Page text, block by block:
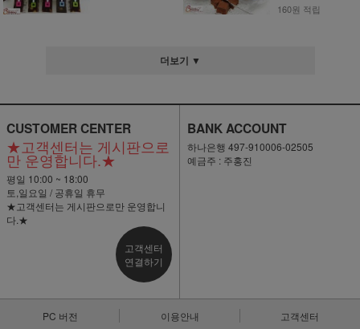
160원 적립
더보기 ▼
CUSTOMER CENTER
★고객센터는 게시판으로
만 운영합니다.★
평일 10:00 ~ 18:00
토,일요일 / 공휴일 휴무
★고객센터는 게시판으로만 운영합니
다.★
고객센터
연결하기
BANK ACCOUNT
하나은행 497-910006-02505
예금주 : 주홍진
PC 버전 이용안내 고객센터